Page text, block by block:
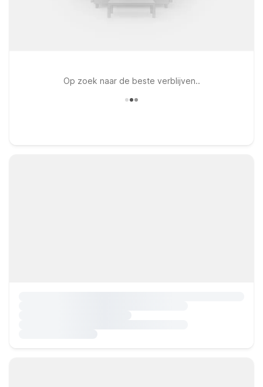
Op zoek naar de beste verblijven..